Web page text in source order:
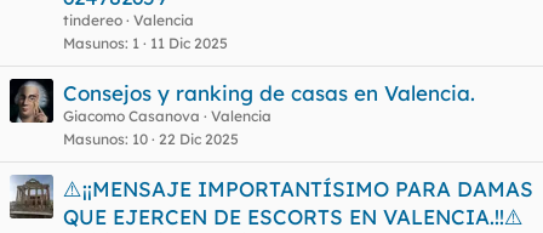
tindereo Valencia
Masunos 1 11 Dic 2025
Consejos y ranking de casas en Valencia.
Giacomo Casanova
Valencia
Masunos 10 22 Dic 2025
⚠️¡¡MENSAJE IMPORTANTÍSIMO PARA DAMAS
QUE EJERCEN DE ESCORTS EN VALENCIA.!!⚠️